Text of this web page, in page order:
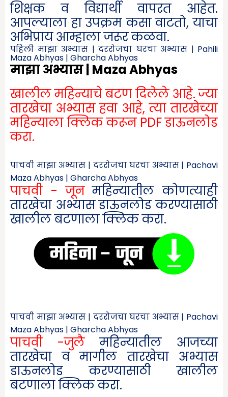
शिक्षक व विद्यार्थी वापरत आहेत.
आपल्याला हा उपक्रम कसा वाटतो,याचा
अभिप्राय आम्हाला जरूर कळवा.
पहिली माझा अभ्यास | दररोजचा घरचा अभ्यास | Pahili
Maza Abhyas | Gharcha Abhyas
माझा अभ्यास | Maza Abhyas
खालील महिन्याचे बटण दिलेले आहे. ज्या
तारखेचा अभ्यास हवा आहे, त्या तारखेच्या
महिन्याला क्लिक करून PDF डाऊनलोड
करा.
पाचवी माझा अभ्यास | दररोजचा घरचा अभ्यास | Pachavi
Maza Abhyas | Gharcha Abhyas
पाचवी - जूनमहिन्यातील कोणत्याही
तारखेचा अभ्यास डाऊनलोड करण्यासाठी
खालील बटणाला क्लिक करा.
पाचवी माझा अभ्यास | दररोजचा घरचा अभ्यास | Pachavi
Maza Abhyas | Gharcha Abhyas
पाचवी -जुलै महिन्यातील आजच्या
तारखेचा व मागील तारखेचा अभ्यास
डाऊनलोड करण्यासाठी खालील
बटणाला क्लिक करा.